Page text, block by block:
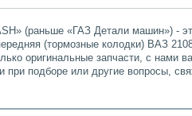
(раньше «ГАЗ Детали машин») -
(тормозные колодки) ВАЗ
оригинальные запчасти, с
при подборе или другие